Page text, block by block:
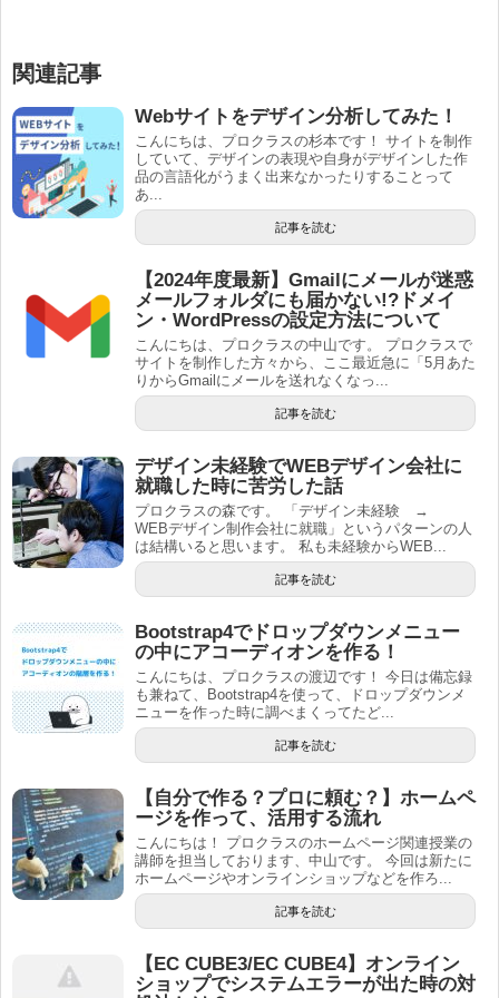
関連記事
Webサイトをデザイン分析してみた！
こんにちは、プロクラスの杉本です！ サイトを制作
していて、デザインの表現や自身がデザインした作
品の言語化がうまく出来なかったりすることって
あ...
記事を読む
【2024年度最新】Gmailにメールが迷惑
メールフォルダにも届かない!?ドメイ
ン・WordPressの設定方法について
こんにちは、プロクラスの中山です。 プロクラスで
サイトを制作した方々から、ここ最近急に「5月あた
りからGmailにメールを送れなくなっ...
記事を読む
デザイン未経験でWEBデザイン会社に
就職した時に苦労した話
プロクラスの森です。 「デザイン未経験 →
WEBデザイン制作会社に就職」というパターンの人
は結構いると思います。 私も未経験からWEB...
記事を読む
Bootstrap4でドロップダウンメニュー
の中にアコーディオンを作る！
こんにちは、プロクラスの渡辺です！ 今日は備忘録
も兼ねて、Bootstrap4を使って、ドロップダウンメ
ニューを作った時に調べまくってたど...
記事を読む
【自分で作る？プロに頼む？】ホームペ
ージを作って、活用する流れ
こんにちは！ プロクラスのホームページ関連授業の
講師を担当しております、中山です。 今回は新たに
ホームページやオンラインショップなどを作ろ...
記事を読む
【EC CUBE3/EC CUBE4】オンライン
ショップでシステムエラーが出た時の対